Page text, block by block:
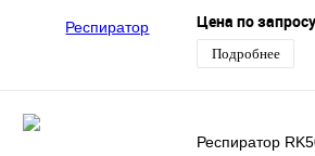
Цена по запросу
Подробнее
Респиратор